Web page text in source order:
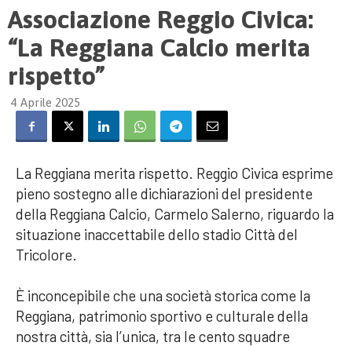
Associazione Reggio Civica:
“La Reggiana Calcio merita
rispetto”
4 Aprile 2025
La Reggiana merita rispetto. Reggio Civica esprime
pieno sostegno alle dichiarazioni del presidente
della Reggiana Calcio, Carmelo Salerno, riguardo la
situazione inaccettabile dello stadio Città del
Tricolore.
È inconcepibile che una società storica come la
Reggiana, patrimonio sportivo e culturale della
nostra città, sia l’unica, tra le cento squadre